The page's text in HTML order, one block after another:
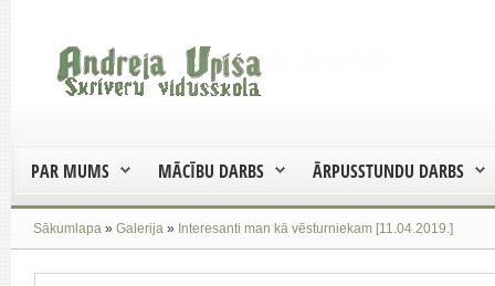
PAR MUMS MĀCĪBU DARBS ĀRPUSSTUNDU DARBS
Sākumlapa » Galerija » Interesanti man kā vēsturniekam [11.04.2019.]